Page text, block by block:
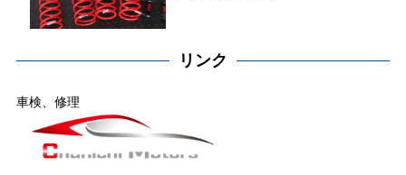
リンク
車検、修理